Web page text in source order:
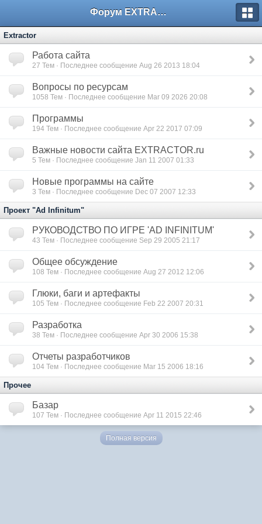
Форум EXTRACTOR.ru
Extractor
Работа сайта
27 Тем · Последнее сообщение Aug 26 2013 18:04
Вопросы по ресурсам
1058 Тем · Последнее сообщение Mar 09 2026 20:08
Программы
194 Тем · Последнее сообщение Apr 22 2017 07:09
Важные новости сайта EXTRACTOR.ru
5 Тем · Последнее сообщение Jan 11 2007 01:33
Новые программы на сайте
3 Тем · Последнее сообщение Dec 07 2007 12:33
Проект "Ad Infinitum"
РУКОВОДСТВО ПО ИГРЕ 'AD INFINITUM'
43 Тем · Последнее сообщение Sep 29 2005 21:17
Общее обсуждение
108 Тем · Последнее сообщение Aug 27 2012 12:06
Глюки, баги и артефакты
105 Тем · Последнее сообщение Feb 22 2007 20:31
Разработка
38 Тем · Последнее сообщение Apr 30 2006 15:38
Отчеты разработчиков
104 Тем · Последнее сообщение Mar 15 2006 18:16
Прочее
Базар
107 Тем · Последнее сообщение Apr 11 2015 22:46
Полная версия